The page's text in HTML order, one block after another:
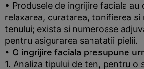
• Produsele de ingrijire faciala au
relaxarea, curatarea, tonifierea si
tenului; exista si numeroase
pentru asigurarea sanatatii pielii.
• O ingrijire faciala presupune
1. Analiza tipului de ten, pentru o